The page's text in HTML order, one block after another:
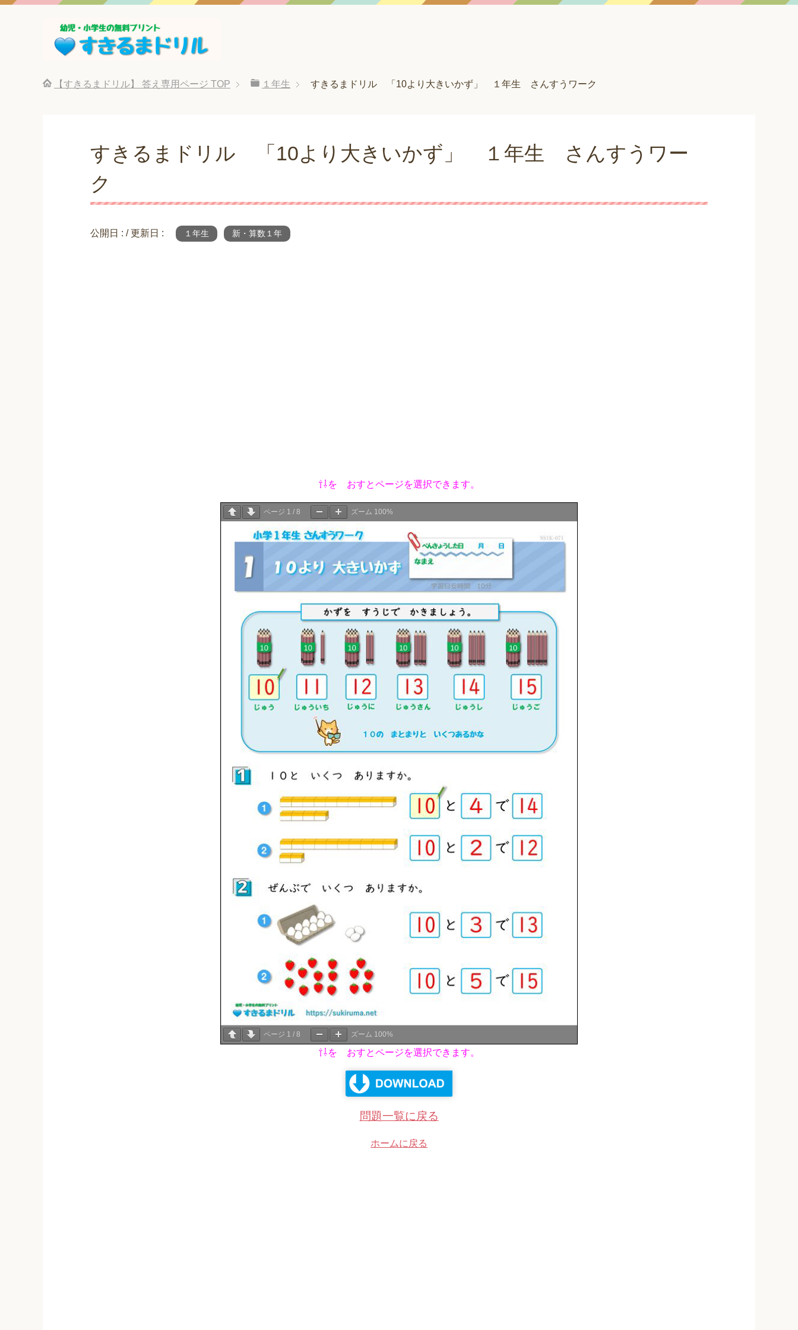
【すきるまドリル】 答え専用ページ TOP １年生 すきるまドリル 「10より大きいかず」 １年生 さんすうワーク
すきるまドリル 「10より大きいかず」 １年生 さんすうワー
ク
公開日 : / 更新日 : １年生 新・算数１年
⇧⇩を おすとページを選択できます。
ページ 1 / 8 ズーム 100%
ページ 1 / 8 ズーム 100%
⇧⇩を おすとページを選択できます。
問題一覧に戻る
ホームに戻る